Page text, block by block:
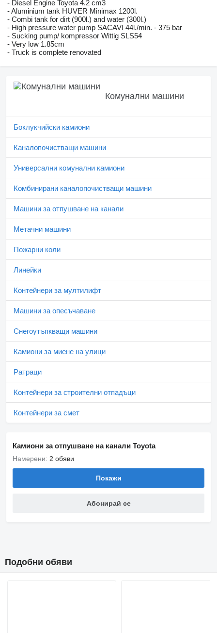
- Diesel Engine Toyota 4.2 cm3
- Aluminium tank HUVER Minimax 1200l.
- Combi tank for dirt (900l.) and water (300l.)
- High pressure water pump SACAVI 44l./min. - 375 bar
- Sucking pump/ kompressor Wittig SLS54
- Very low 1.85cm
- Truck is complete renovated
Комунални машини
Боклукчийски камиони
Каналопочистващи машини
Универсални комунални камиони
Комбинирани каналопочистващи машини
Машини за отпушване на канали
Метачни машини
Пожарни коли
Линейки
Контейнери за мултилифт
Машини за опесъчаване
Снегоутъпкващи машини
Камиони за миене на улици
Ратраци
Контейнери за строителни отпадъци
Контейнери за смет
Камиони за отпушване на канали Toyota
Намерени: 2 обяви
Покажи
Абонирай се
Подобни обяви